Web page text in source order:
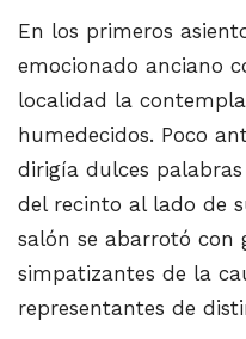
En los primeros
emocionado anciano
localidad la
humedecidos. Poco
dirigía dulces
del recinto al lado de
salón se abarrotó con
simpatizantes de la
representantes de